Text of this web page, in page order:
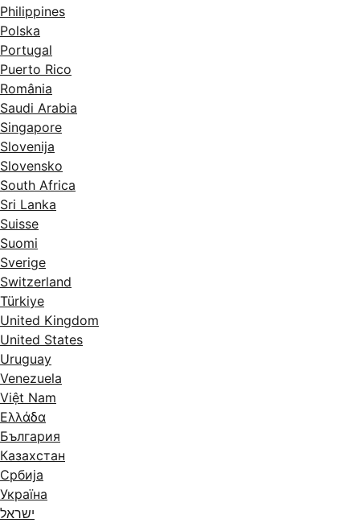
Philippines
Polska
Portugal
Puerto Rico
România
Saudi Arabia
Singapore
Slovenija
Slovensko
South Africa
Sri Lanka
Suisse
Suomi
Sverige
Switzerland
Türkiye
United Kingdom
United States
Uruguay
Venezuela
Việt Nam
Ελλάδα
България
Казахстан
Србија
Україна
ישראל